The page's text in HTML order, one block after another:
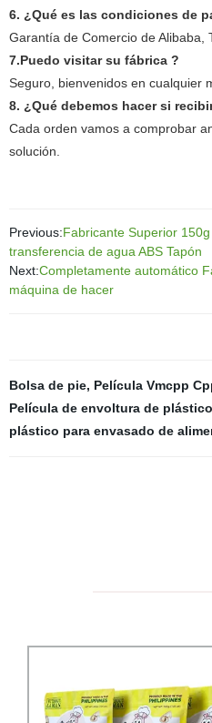
6. ¿Qué es las condiciones de
Garantía de Comercio de Alibaba,
7.Puedo visitar su fábrica ?
Seguro, bienvenidos en cualquier
8. ¿Qué debemos hacer si
Cada orden vamos a comprobar
solución.
Previous:Fabricante Superior
transferencia de agua ABS Tapón
Next:Completamente automático
máquina de hacer
Bolsa de pie, Película Vmcpp
Película de envoltura de plástico
plástico para envasado de